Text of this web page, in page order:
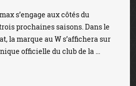
s’engage aux côtés du
prochaines saisons. Dans le
la marque au W s’affichera sur
officielle du club de la ...